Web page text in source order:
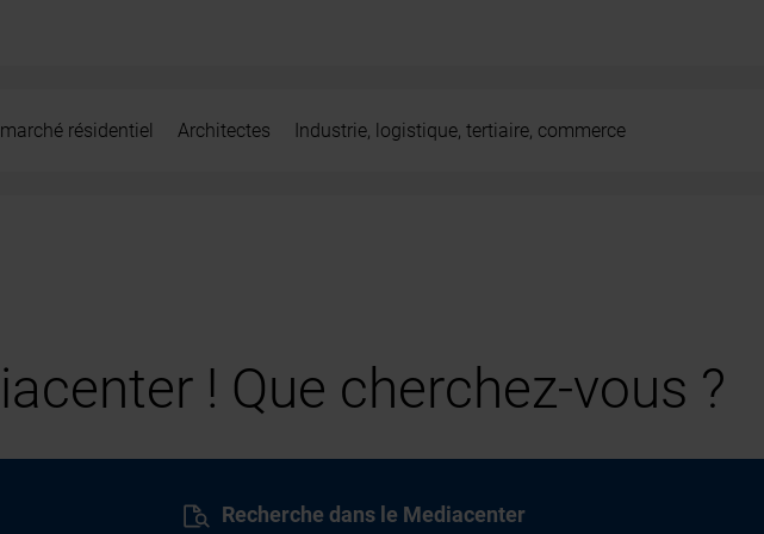
résidentiel Architectes Industrie, logistique, tertiaire, commerce
! Que cherchez-vous ?
Recherche dans le Mediacenter